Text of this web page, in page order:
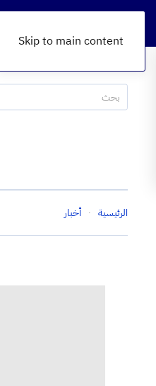
Skip to main content
الرئيسية أخبار